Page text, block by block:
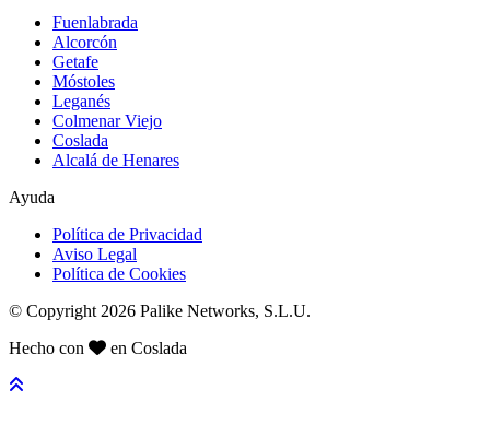
Fuenlabrada
Alcorcón
Getafe
Móstoles
Leganés
Colmenar Viejo
Coslada
Alcalá de Henares
Ayuda
Política de Privacidad
Aviso Legal
Política de Cookies
© Copyright 2026 Palike Networks, S.L.U.
Hecho con
en Coslada